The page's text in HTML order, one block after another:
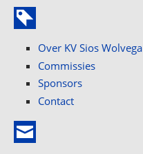
Over KV Sios Wolvega
Commissies
Sponsors
Contact